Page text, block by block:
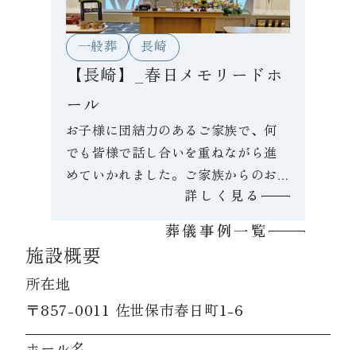
一般葬 長崎
【長崎】_春日メモリードホ
ール
お子様に団結力のあるご家族で、何
でも皆様で話し合いを重ねながら進
めていかれました。ご家族からのお
手紙を多く棺にいれられ、お見送り
されました。白色をベースにした祭
壇でしたが、オレンジのガーベラが
印象的でした。
詳しく見る
葬儀事例一覧
施設概要
所在地
〒857-0011 佐世保市春日町1-6